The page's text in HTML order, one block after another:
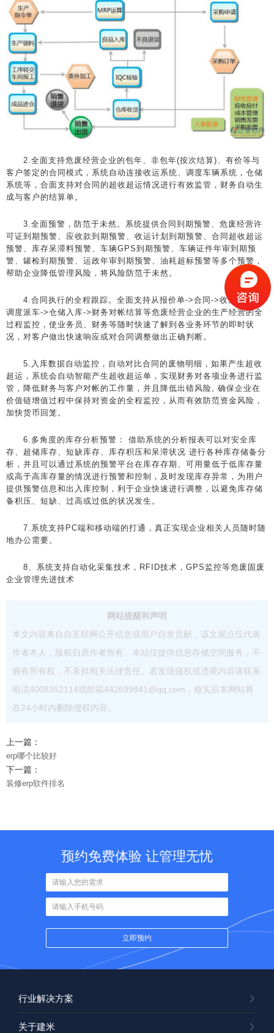
2.全面支持危废经营企业的包年、非包年(按次结算)、有价等与
客户签定的合同模式，系统自动连接收运系统、调度车辆系统，仓储
系统等，合面支持对合同的超收超运情况进行有效监管，财务自动生
成与客户的结算单。
3.全面预警，防范于未然。系统提供合同到期预警、危废经营许
可证到期预警、应收款到期预警、收运计划到期预警、合同超收超运
预警、库存呆滞料预警、车辆GPS到期预警、车辆证件年审到期预
警、罐检到期预警、运政年审到期预警、油耗超标预警等多个预警，
帮助企业降低管理风险，将风险防范于未然。
4.合同执行的全程跟踪。全面支持从报价单->合同->收运计划->
调度派车->仓储入库->财务对帐结算等危废经营企业的生产经营的全
过程监控，使业务员、财务等随时快速了解到各业务环节的即时状
况，对客户做出快速响应或对合同调整做出正确判断。
5.入库数据自动监控，自动对比合同的废物明细，如果产生超收
超运，系统会自动智能产生超收超运单，实现财务对各项业务进行监
管，降低财务与客户对帐的工作量，并且降低出错风险, 确保企业在
价值链增值过程中保持对资金的全程监控，从而有效防范资金风险，
加快货币回笼。
6.多角度的库存分析预警： 借助系统的分析报表可以对安全库
存、超储库存、短缺库存、库存积压和呆滞状况 进行各种库存储备分
析，并且可以通过系统的预警平台在库存存期、可用量低于低库存量
或高于高库存量的情况进行预警和控制，及时发现库存异常，为用户
提供预警信息和出入库控制，利于企业快速进行调整，以避免库存储
备积压、短缺、过高或过低的状况发生。
7.系统支持PC端和移动端的打通，真正实现企业相关人员随时随
地办公需要。
8、系统支持自动化采集技术，RFID技术，GPS监控等危废固废
企业管理先进技术
网站提醒和声明
本文内容来自自互联网公开信息或用户自发贡献，该文观点仅代表
作者本人，版权归原作者所有。本站仅提供信息存储空间服务，不
拥有所有权，不承担相关法律责任。若发现侵权或违规内容请联系
电话4008352114或邮箱442699841@qq.com，核实后本网站将
在24小时内删除侵权内容。
上一篇：
erp哪个比较好
下一篇：
装修erp软件排名
预约免费体验 让管理无忧
行业解决方案
关于建米